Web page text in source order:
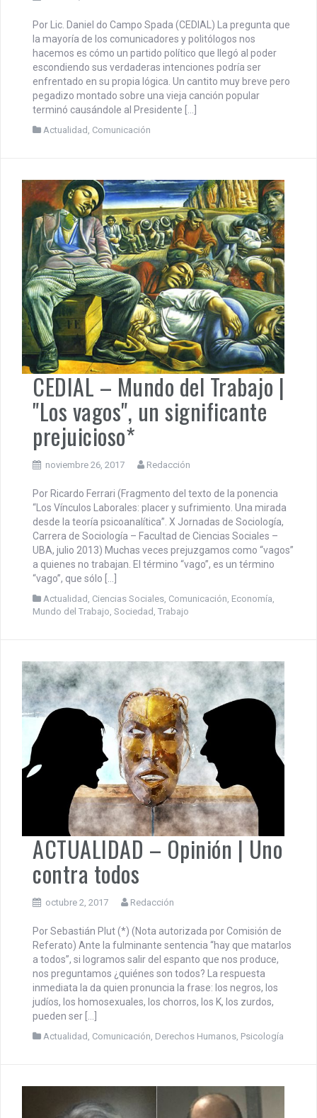
Por Lic. Daniel do Campo Spada (CEDIAL) La pregunta que
la mayoría de los comunicadores y politólogos nos
hacemos es cómo un partido político que llegó al poder
escondiendo sus verdaderas intenciones podría ser
enfrentado en su propia lógica. Un cantito muy breve pero
pegadizo montado sobre una vieja canción popular
terminó causándole al Presidente […]
Actualidad Comunicación
CEDIAL – Mundo del Trabajo |
"Los vagos", un significante
prejuicioso*
noviembre 26, 2017 Redacción
Por Ricardo Ferrari (Fragmento del texto de la ponencia
“Los Vínculos Laborales: placer y sufrimiento. Una mirada
desde la teoría psicoanalítica”. X Jornadas de Sociología,
Carrera de Sociología – Facultad de Ciencias Sociales –
UBA, julio 2013) Muchas veces prejuzgamos como “vagos”
a quienes no trabajan. El término “vago”, es un término
“vago”, que sólo […]
Actualidad , Ciencias Sociales, Comunicación, Economía,
Mundo del Trabajo, Sociedad , Trabajo
ACTUALIDAD – Opinión | Uno
contra todos
octubre 2, 2017 Redacción
Por Sebastián Plut (*) (Nota autorizada por Comisión de
Referato) Ante la fulminante sentencia “hay que matarlos
a todos”, si logramos salir del espanto que nos produce,
nos preguntamos ¿quiénes son todos? La respuesta
inmediata la da quien pronuncia la frase: los negros, los
judíos, los homosexuales, los chorros, los K, los zurdos,
pueden ser […]
Actualidad , Comunicación, Derechos Humanos, Psicología